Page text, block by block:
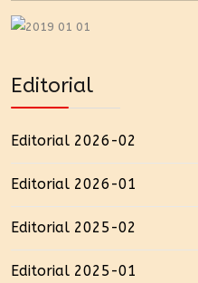
Editorial
Editorial 2026-02
Editorial 2026-01
Editorial 2025-02
Editorial 2025-01